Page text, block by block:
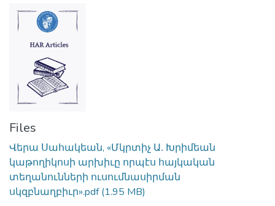
Files
Վերա Սահակեան, «Մկրտիչ Ա․ Խրիմեան
կաթողիկոսի արխիւը որպէս հայկական
տեղանունների ուսումնասիրման
սկզբնաղբիւր».pdf(1.95 MB)